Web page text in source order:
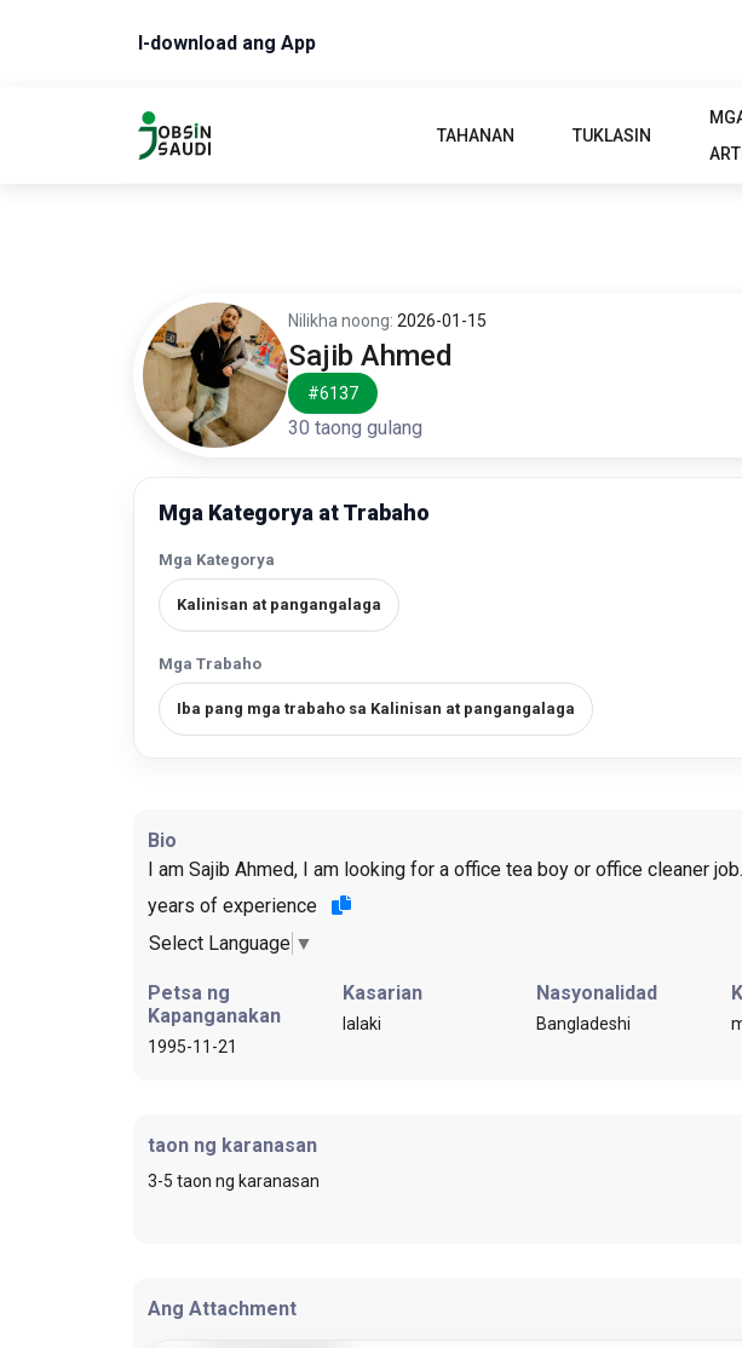
I-download ang App
TAHANAN TUKLASIN
Nilikha noong: 2026-01-15
Sajib Ahmed
#6137
30 taong gulang
Mga Kategorya at Trabaho
Mga Kategorya
Kalinisan at pangangalaga
Mga Trabaho
Iba pang mga trabaho sa Kalinisan at pangangalaga
Bio
I am Sajib Ahmed, I am looking for a office tea boy or office cleaner
years of experience
Select Language ▼
Petsa ng
Kapanganakan
1995-11-21
Kasarian
lalaki
Nasyonalidad
Bangladeshi
taon ng karanasan
3-5 taon ng karanasan
Ang Attachment